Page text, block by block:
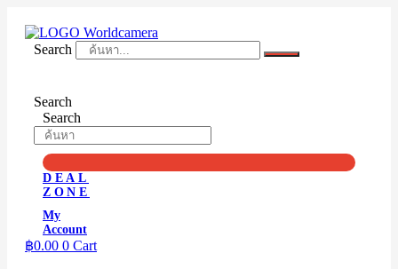
contentSearch
Search
Search
DEAL
ZONE
My
Account
฿0.00 0 Cart